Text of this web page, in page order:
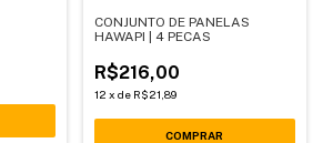
CONJUNTO DE PANELAS
HAWAPI | 4 PECAS
R$216,00
12 x de R$21,89